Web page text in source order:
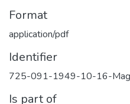
Format
application/pdf
Identifier
725-091-1949-10-16-
Is part of